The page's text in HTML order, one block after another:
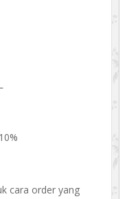
cara order yang